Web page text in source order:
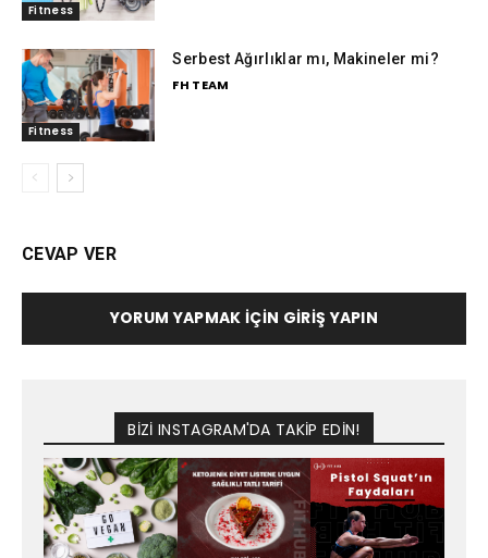
Fitness
Fitness
Serbest Ağırlıklar mı, Makineler mi?
FH TEAM
CEVAP VER
YORUM YAPMAK İÇIN GIRIŞ YAPIN
BİZİ INSTAGRAM'DA TAKİP EDİN!